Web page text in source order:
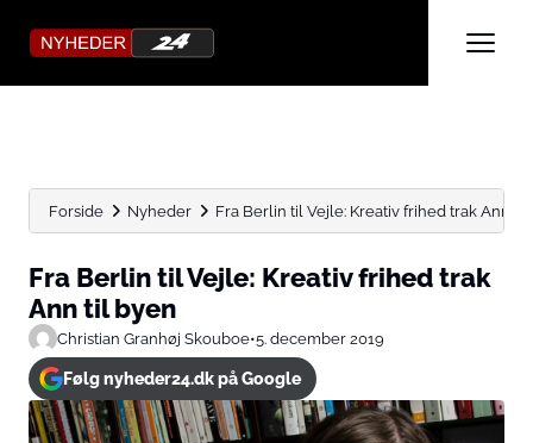
Forside Nyheder Fra Berlin til Vejle: Kreativ frihed trak Ann til
Fra Berlin til Vejle: Kreativ frihed trak
Ann til byen
Christian Granhøj Skouboe•5. december 2019
Følg nyheder24.dk på Google